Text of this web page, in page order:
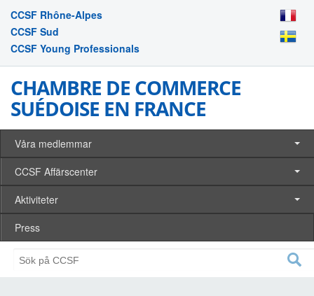
CCSF Rhône-Alpes
CCSF Sud
CCSF Young Professionals
CHAMBRE DE COMMERCE
SUÉDOISE EN FRANCE
Våra medlemmar
CCSF Affärscenter
Aktiviteter
Press